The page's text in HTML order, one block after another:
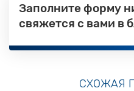
Заполните форму
свяжется с вами в
СХОЖАЯ